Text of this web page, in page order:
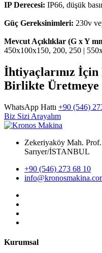
IP Derecesi: IP66, düşük
Güç Gereksinimleri: 230v
Mevcut Açıklıklar (G x Y
450x100x150, 200, 250 |
İhtiyaçlarınız
Birlikte Üretmeye
WhatsApp Hattı +90 (546)
Biz Sizi Arayalım
Zekeriyaköy Mah.
Sarıyer/İSTANBUL
+90 (546) 273 68 10
Kurumsal